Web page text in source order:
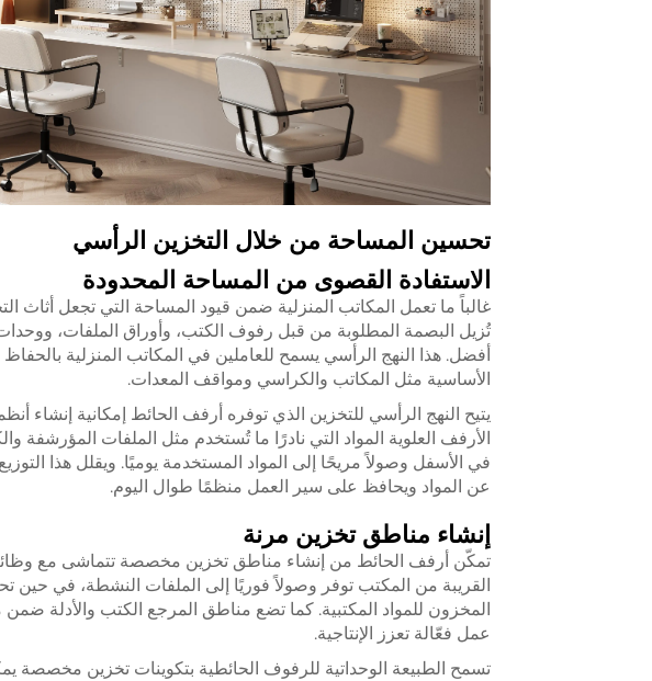
تحسين المساحة من خلال التخزين الرأسي
الاستفادة القصوى من المساحة المحدودة
غالباً ما تعمل المكاتب المنزلية ضمن قيود المساحة التي تجعل أثاث
تُزيل البصمة المطلوبة من قبل رفوف الكتب، وأوراق الملفات،
أفضل. هذا النهج الرأسي يسمح للعاملين في المكاتب المنزلية
الأساسية مثل المكاتب والكراسي ومواقف المعدات.
يتيح النهج الرأسي للتخزين الذي توفره أرفف الحائط إمكانية إنشاء
الأرفف العلوية المواد التي نادرًا ما تُستخدم مثل الملفات المؤرشفة
في الأسفل وصولاً مريحًا إلى المواد المستخدمة يوميًا. ويقلل هذا
عن المواد ويحافظ على سير العمل منظمًا طوال اليوم.
إنشاء مناطق تخزين مرنة
تمكّن أرفف الحائط من إنشاء مناطق تخزين مخصصة تتماشى مع
القريبة من المكتب توفر وصولاً فوريًا إلى الملفات النشطة، في
المخزون للمواد المكتبية. كما تضع مناطق المرجع الكتب والأدلة
عمل فعّالة تعزز الإنتاجية.
تسمح الطبيعة الوحداتية للرفوف الحائطية بتكوينات تخزين مخصصة